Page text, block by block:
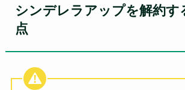
シンデレラアップを解約す
点